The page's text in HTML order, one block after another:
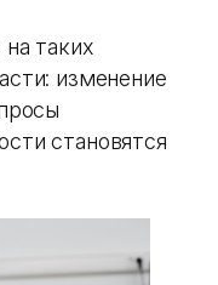
таких
изменение
становятся